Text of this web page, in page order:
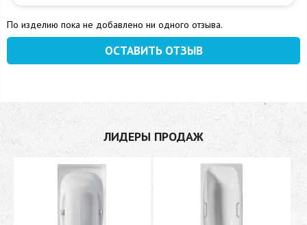
По изделию пока не добавлено ни одного отзыва.
ОСТАВИТЬ ОТЗЫВ
ЛИДЕРЫ ПРОДАЖ